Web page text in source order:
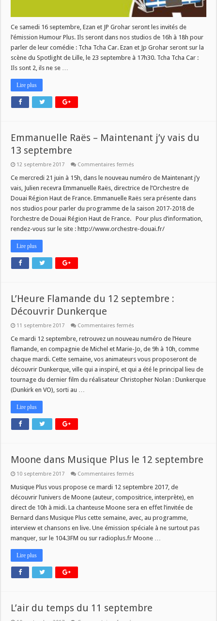
Ce samedi 16 septembre, Ezan et JP Grohar seront les invités de
l’émission Humour Plus. Ils seront dans nos studios de 16h à 18h pour
parler de leur comédie : Tcha Tcha Car. Ezan et Jp Grohar seront sur la
scène du Spotlight de Lille, le 23 septembre à 17h30. Tcha Tcha Car :
Ils sont 2, ils ne se …
Lire plus
Emmanuelle Raës – Maintenant j’y vais du
13 septembre
12 septembre 2017 Commentaires fermés
Raës
Maintenant
j’y
vais
du
septembre
Ce mercredi 21 juin à 15h, dans le nouveau numéro de Maintenant j’y
vais, Julien recevra Emmanuelle Raës, directrice de l’Orchestre de
Douai Région Haut de France. Emmanuelle Raës sera présente dans
nos studios pour parler du programme de la saison 2017-2018 de
l’orchestre de Douai Région Haut de France. Pour plus d’information,
rendez-vous sur le site : http://www.orchestre-douai.fr/
Lire plus
L’Heure Flamande du 12 septembre :
Découvrir Dunkerque
11 septembre 2017 Commentaires fermés
Flamande
12
septembre
:
Découvrir
Dunkerque
Ce mardi 12 septembre, retrouvez un nouveau numéro de l’Heure
flamande, en compagnie de Michel et Marie-Jo, de 9h à 10h, comme
chaque mardi. Cette semaine, vos animateurs vous proposeront de
découvrir Dunkerque, ville qui a inspiré, et qui a été le principal lieu de
tournage du dernier film du réalisateur Christopher Nolan : Dunkerque
(Dunkirk en VO), sorti au …
Lire plus
Moone dans Musique Plus le 12 septembre
10 septembre 2017 Commentaires fermés
dans
Plus
le
12
septembre
Musique Plus vous propose ce mardi 12 septembre 2017, de
découvrir l’univers de Moone (auteur, compositrice, interprète), en
direct de 10h à midi. La chanteuse Moone sera en effet l’invitée de
Bernard dans Musique Plus cette semaine, avec, au programme,
interview et chansons en live. Une émission spéciale à ne surtout pas
manquer, sur le 104.3FM ou sur radioplus.fr Moone …
Lire plus
L’air du temps du 11 septembre